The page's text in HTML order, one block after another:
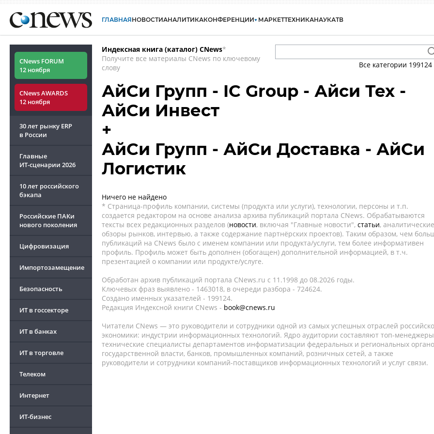
ГЛАВНАЯНОВОСТИАНАЛИТИКАКОНФЕРЕНЦИИ МАРКЕТТЕХНИКАНАУКАТВ
CNews FORUM
12 ноября
CNews AWARDS
12 ноября
30 лет рынку ERP
в России
Главные
ИТ-сценарии 2026
10 лет российского
бэкапа
Российские ПАКи
нового поколения
Цифровизация
Импортозамещение
Безопасность
ИТ в госсекторе
ИТ в банках
ИТ в торговле
Телеком
Интернет
ИТ-бизнес
Индексная книга (каталог) CNews*
Получите все материалы CNews по ключевому
слову
Все категории 199124
АйСи Групп - IC Group - Айси Тех -
АйСи Инвест
+
АйСи Групп - АйСи Доставка - АйСи
Логистик
Ничего не найдено
* Страница-профиль компании, системы (продукта или услуги), технологии, персоны и т.п.
создается редактором на основе анализа архива публикаций портала CNews. Обрабатываются
тексты всех редакционных разделов (новости, включая "Главные новости", статьи, аналитические
обзоры рынков, интервью, а также содержание партнёрских проектов). Таким образом, чем
публикаций на CNews было с именем компании или продукта/услуги, тем более информативен
профиль. Профиль может быть дополнен (обогащен) дополнительной информацией, в т.ч.
презентацией о компании или продукте/услуге.
Обработан архив публикаций портала CNews.ru c 11.1998 до 08.2026 годы.
Ключевых фраз выявлено - 1463018, в очереди разбора - 724624.
Создано именных указателей - 199124.
Редакция Индексной книги CNews - book@cnews.ru
Читатели CNews — это руководители и сотрудники одной из самых успешных отраслей
экономики: индустрии информационных технологий. Ядро аудитории составляют топ-
технические специалисты департаментов информатизации федеральных и региональных
государственной власти, банков, промышленных компаний, розничных сетей, а также
руководители и сотрудники компаний-поставщиков информационных технологий и услуг связи.